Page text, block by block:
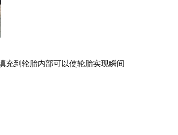
充到轮胎内部可以使轮胎实现瞬间